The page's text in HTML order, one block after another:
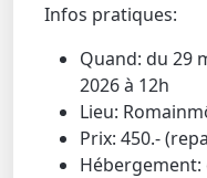
Infos pratiques:
Quand: du 29
2026 à 12h
Lieu:
Prix: 450.-
Hébergement: